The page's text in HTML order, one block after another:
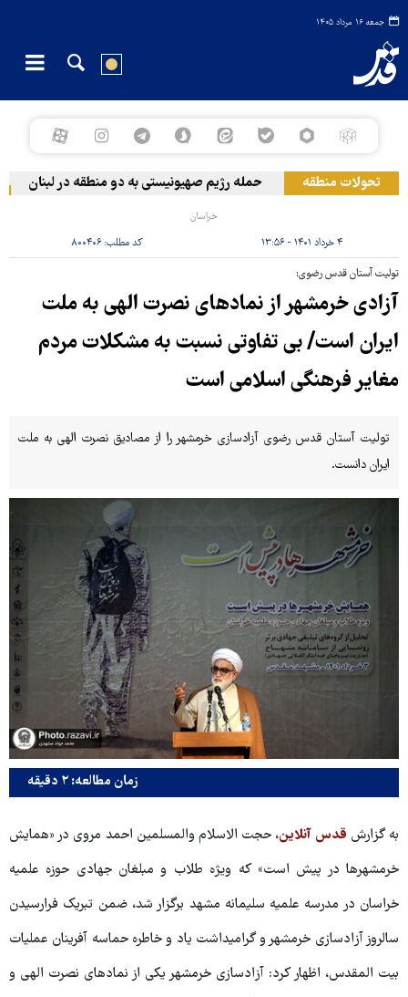
جمعه ۱۶ مرداد ۱۴۰۵
تحولات منطقه حمله رژیم صهیونیستی به دو منطقه در لبنان
خراسان
۴ خرداد ۱۴۰۱ - ۱۳:۵۶ کد مطلب:۸۰۰۴۰۶
تولیت آستان قدس رضوی:
آزادی خرمشهر از نمادهای نصرت الهی به ملت
ایران است/ بی ‎تفاوتی نسبت به مشکلات مردم
مغایر فرهنگی اسلامی است
تولیت آستان قدس رضوی آزادسازی خرمشهر را از مصادیق نصرت الهی به ملت
ایران دانست.
زمان مطالعه: ۲ دقیقه
به گزارش قدس آنلاین، حجت الاسلام والمسلمین احمد مروی در «همایش
خرمشهرها در پیش است» که ویژه طلاب و مبلغان جهادی حوزه علمیه
خراسان در مدرسه علمیه سلیمانه مشهد برگزار شد، ضمن تبریک فرارسیدن
سالروز آزادسازی خرمشهر و گرامیداشت یاد و خاطره حماسه آفرینان عملیات
بیت المقدس، اظهار کرد: آزادسازی خرمشهر یکی از نمادهای نصرت الهی و